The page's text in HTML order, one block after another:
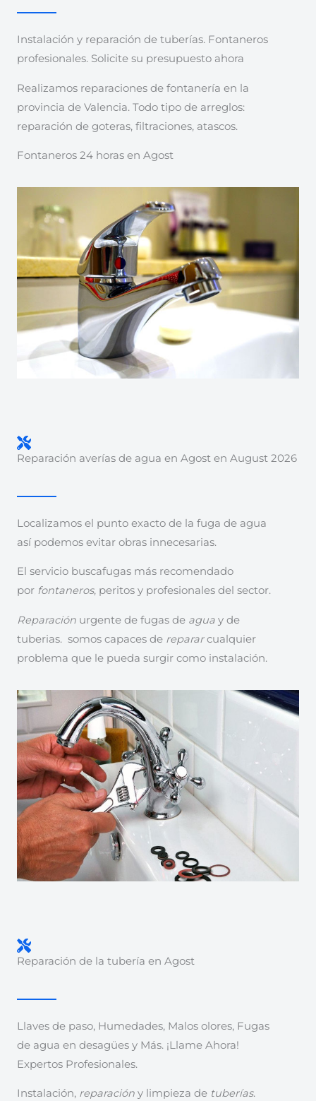
Instalación y reparación de tuberías. Fontaneros
profesionales. Solicite su presupuesto ahora
Realizamos reparaciones de fontanería en la
provincia de Valencia. Todo tipo de arreglos:
reparación de goteras, filtraciones, atascos.
Fontaneros 24 horas en Agost
Reparación averías de agua en Agost en August 2026
Localizamos el punto exacto de la fuga de agua
así podemos evitar obras innecesarias.
El servicio buscafugas más recomendado
por fontaneros, peritos y profesionales del sector.
Reparación urgente de fugas de agua y de
tuberias. somos capaces de repararcualquier
problema que le pueda surgir como instalación.
Reparación de la tubería en Agost
Llaves de paso, Humedades, Malos olores, Fugas
de agua en desagües y Más. ¡Llame Ahora!
Expertos Profesionales.
Instalación, reparación y limpieza de tuberías.